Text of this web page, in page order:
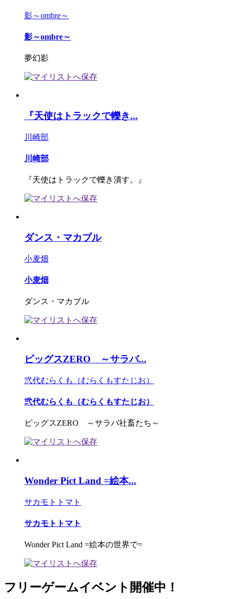
影～ombre～
影～ombre～
夢幻影
『天使はトラックで轢き...
川崎部
川崎部
『天使はトラックで轢き潰す。』
ダンス・マカブル
小麦畑
小麦畑
ダンス・マカブル
ピッグスZERO ～サラバ...
弐代むらくも（むらくもすたじお）
弐代むらくも（むらくもすたじお）
ピッグスZERO ～サラバ社畜たち～
Wonder Pict Land =絵本...
サカモトトマト
サカモトトマト
Wonder Pict Land =絵本の世界で=
フリーゲームイベント開催中！